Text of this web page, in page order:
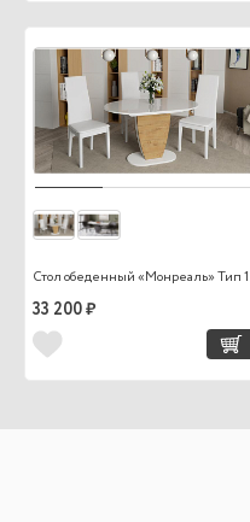
Стол обеденный «Монреаль» Тип 1
33 200 ₽